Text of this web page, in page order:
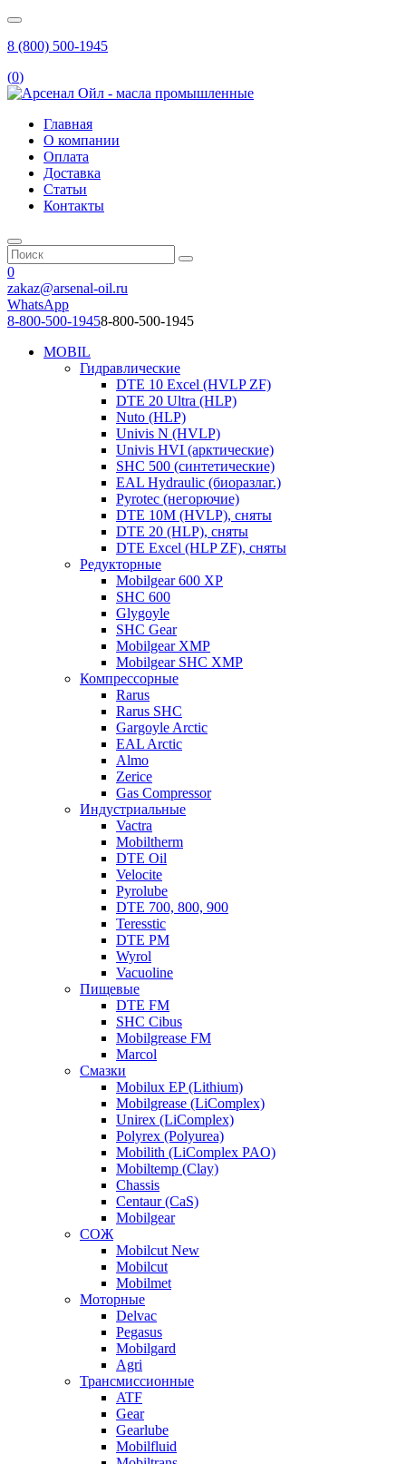
8 (800) 500-1945
(0)
Главная
О компании
Оплата
Доставка
Статьи
Контакты
0
zakaz@arsenal-oil.ru
WhatsApp
8-800-500-19458-800-500-1945
MOBIL
Гидравлические
DTE 10 Excel (HVLP ZF)
DTE 20 Ultra (HLP)
Nuto (HLP)
Univis N (HVLP)
Univis HVI (арктические)
SHC 500 (синтетические)
EAL Hydraulic (биоразлаг.)
Pyrotec (негорючие)
DTE 10M (HVLP), сняты
DTE 20 (HLP), сняты
DTE Excel (HLP ZF), сняты
Редукторные
Mobilgear 600 XP
SHC 600
Glygoyle
SHC Gear
Mobilgear XMP
Mobilgear SHC XMP
Компрессорные
Rarus
Rarus SHC
Gargoyle Arctic
EAL Arctic
Almo
Zerice
Gas Compressor
Индустриальные
Vactra
Mobiltherm
DTE Oil
Velocite
Pyrolube
DTE 700, 800, 900
Teresstic
DTE PM
Wyrol
Vacuoline
Пищевые
DTE FM
SHC Cibus
Mobilgrease FM
Marcol
Смазки
Mobilux EP (Lithium)
Mobilgrease (LiComplex)
Unirex (LiComplex)
Polyrex (Polyurea)
Mobilith (LiComplex PAO)
Mobiltemp (Clay)
Chassis
Centaur (CaS)
Mobilgear
СОЖ
Mobilcut New
Mobilcut
Mobilmet
Моторные
Delvac
Pegasus
Mobilgard
Agri
Трансмиссионные
ATF
Gear
Gearlube
Mobilfluid